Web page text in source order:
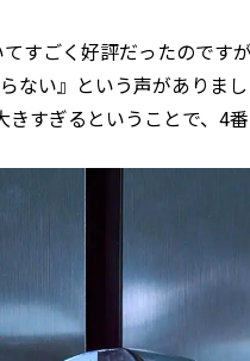
すごく好評だったのです
ない』という声がありま
すぎるということで、4